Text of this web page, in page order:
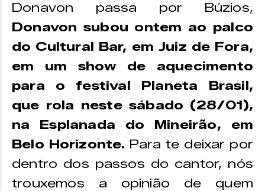
Donavon passa por Búzios,
Donavon subou ontem ao palco
do Cultural Bar, em Juiz de Fora,
em um show de aquecimento
para o festival Planeta Brasil,
que rola neste sábado (28/01),
na Esplanada do Mineirão, em
Belo Horizonte. Para te deixar por
dentro dos passos do cantor, nós
trouxemos a opinião de quem